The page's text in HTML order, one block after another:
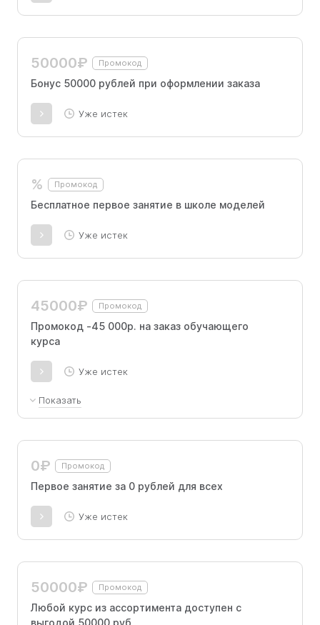
50000₽ Промокод
Бонус 50000 рублей при оформлении заказа
Уже истек
% Промокод
Бесплатное первое занятие в школе моделей
Уже истек
45000₽ Промокод
Промокод -45 000р. на заказ обучающего
курса
Уже истек
Показать
0₽ Промокод
Первое занятие за 0 рублей для всех
Уже истек
50000₽ Промокод
Любой курс из ассортимента доступен с
выгодой 50000 руб